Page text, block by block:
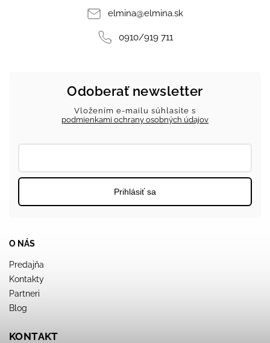
elmina@elmina.sk
0910/919 711
O NÁS
Predajňa
Kontakty
Partneri
Blog
KONTAKT
Odoberať newsletter
Vložením e-mailu súhlasíte s
podmienkami ochrany osobných údajov
Prihlásiť sa